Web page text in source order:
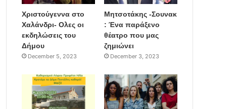
Χριστούγεννα στο
Χαλάνδρι- Ολες οι
εκδηλώσεις του
Δήμου
December 5, 2023
Μητσοτάκης -Σουνακ
: Ένα παράξενο
θέατρο που μας
ζημιώνει
December 3, 2023